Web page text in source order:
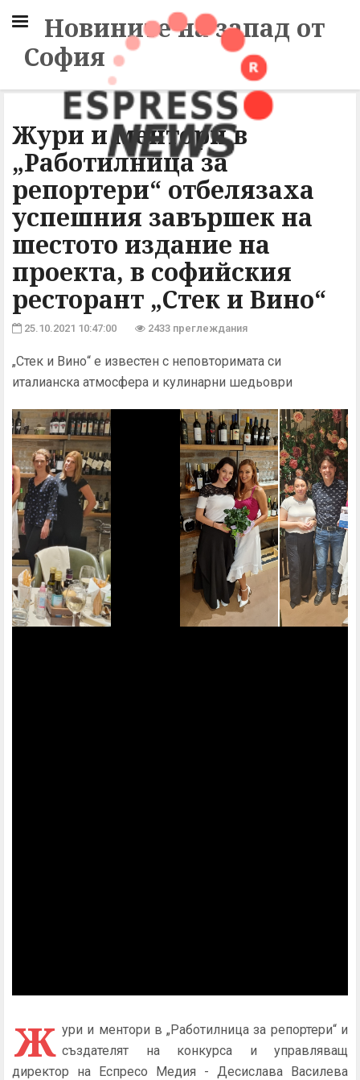
Новините на запад от
София
Жури и ментори в
„Работилница за
репортери“ отбелязаха
успешния завършек на
шестото издание на
проекта, в софийския
ресторант „Стек и Вино“
25.10.2021 10:47:00 2433 преглеждания
„Стек и Вино“ е известен с неповторимата си
италианска атмосфера и кулинарни шедьоври
Ж ури и ментори в „Работилница за репортери“ и
създателят на конкурса и управляващ
директор на Еспресо Медия - Десислава Василева